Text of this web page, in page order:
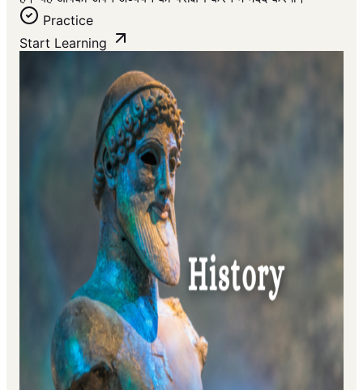
Practice
Start Learning